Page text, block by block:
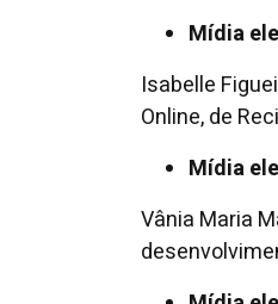
Mídia
Isabelle
Online, de
Mídia
Vânia Maria